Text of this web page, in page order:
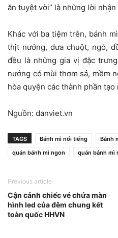
ăn tuyệt vời” là những lời
Khác với ba tiệm trên, bánh
thịt nướng, dưa chuột, ngò,
đều là những gia vị đặc
nướng có mùi thơm sả, mềm
hòa quyện các thành phần
Nguồn: danviet.vn
TAGS Bánh mì nổi tiếng
Bánh
quán bánh mì ngon
quán bánh mì
Previous article
Cận cảnh chiếc vé chứa màn
hình led của đêm chung kết
toàn quốc HHVN